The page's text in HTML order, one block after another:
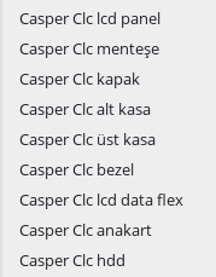
Casper Clc lcd panel
Casper Clc menteşe
Casper Clc kapak
Casper Clc alt kasa
Casper Clc üst kasa
Casper Clc bezel
Casper Clc lcd data flex
Casper Clc anakart
Casper Clc hdd